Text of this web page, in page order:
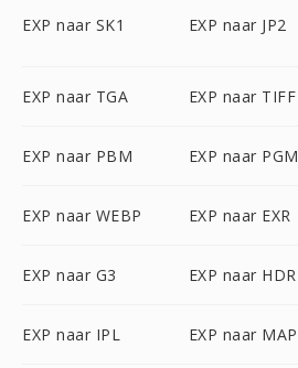
EXP naar SK1 EXP naar JP2
EXP naar TGA EXP naar TIFF
EXP naar PBM EXP naar PGM
EXP naar WEBP EXP naar EXR
EXP naar G3 EXP naar HDR
EXP naar IPL EXP naar MAP